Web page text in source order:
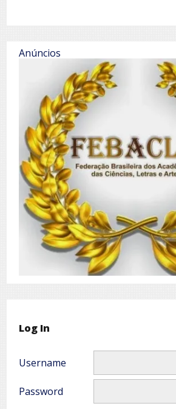
Anúncios
Log In
Username
Password